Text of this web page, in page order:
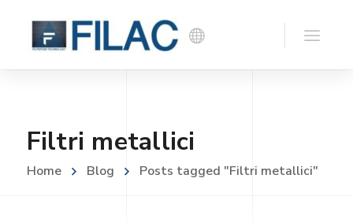
Filtri metallici
Home Blog Posts tagged "Filtri metallici"